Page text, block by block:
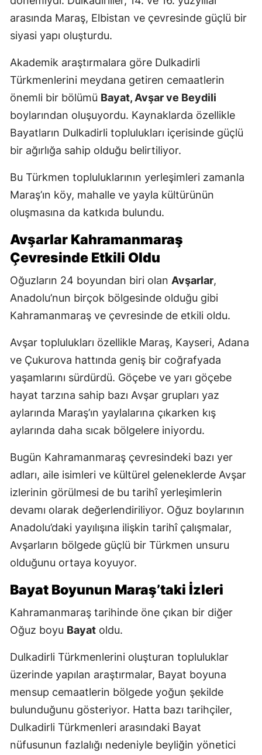
arasında Maraş, Elbistan ve çevresinde güçlü bir
siyasi yapı oluşturdu.
Akademik araştırmalara göre Dulkadirli
Türkmenlerini meydana getiren cemaatlerin
önemli bir bölümü Bayat, Avşar ve Beydili
boylarından oluşuyordu. Kaynaklarda özellikle
Bayatların Dulkadirli toplulukları içerisinde güçlü
bir ağırlığa sahip olduğu belirtiliyor.
Bu Türkmen topluluklarının yerleşimleri zamanla
Maraş’ın köy, mahalle ve yayla kültürünün
oluşmasına da katkıda bulundu.
Avşarlar Kahramanmaraş
Çevresinde Etkili Oldu
Oğuzların 24 boyundan biri olan Avşarlar,
Anadolu’nun birçok bölgesinde olduğu gibi
Kahramanmaraş ve çevresinde de etkili oldu.
Avşar toplulukları özellikle Maraş, Kayseri, Adana
ve Çukurova hattında geniş bir coğrafyada
yaşamlarını sürdürdü. Göçebe ve yarı göçebe
hayat tarzına sahip bazı Avşar grupları yaz
aylarında Maraş’ın yaylalarına çıkarken kış
aylarında daha sıcak bölgelere iniyordu.
Bugün Kahramanmaraş çevresindeki bazı yer
adları, aile isimleri ve kültürel geleneklerde Avşar
izlerinin görülmesi de bu tarihî yerleşimlerin
devamı olarak değerlendiriliyor. Oğuz boylarının
Anadolu’daki yayılışına ilişkin tarihî çalışmalar,
Avşarların bölgede güçlü bir Türkmen unsuru
olduğunu ortaya koyuyor.
Bayat Boyunun Maraş’taki İzleri
Kahramanmaraş tarihinde öne çıkan bir diğer
Oğuz boyu Bayat oldu.
Dulkadirli Türkmenlerini oluşturan topluluklar
üzerinde yapılan araştırmalar, Bayat boyuna
mensup cemaatlerin bölgede yoğun şekilde
bulunduğunu gösteriyor. Hatta bazı tarihçiler,
Dulkadirli Türkmenleri arasındaki Bayat
nüfusunun fazlalığı nedeniyle beyliğin yönetici